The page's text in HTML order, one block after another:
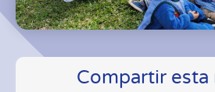
Compartir esta